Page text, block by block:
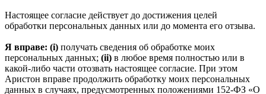
Настоящее согласие действует до достижения целей
обработки персональных данных или до момента его отзыва.
Я вправе: (i) получать сведения об обработке моих
персональных данных; (ii) в любое время полностью или в
какой-либо части отозвать настоящее согласие. При этом
Аристон вправе продолжить обработку моих персональных
данных в случаях, предусмотренных положениями 152-ФЗ «О